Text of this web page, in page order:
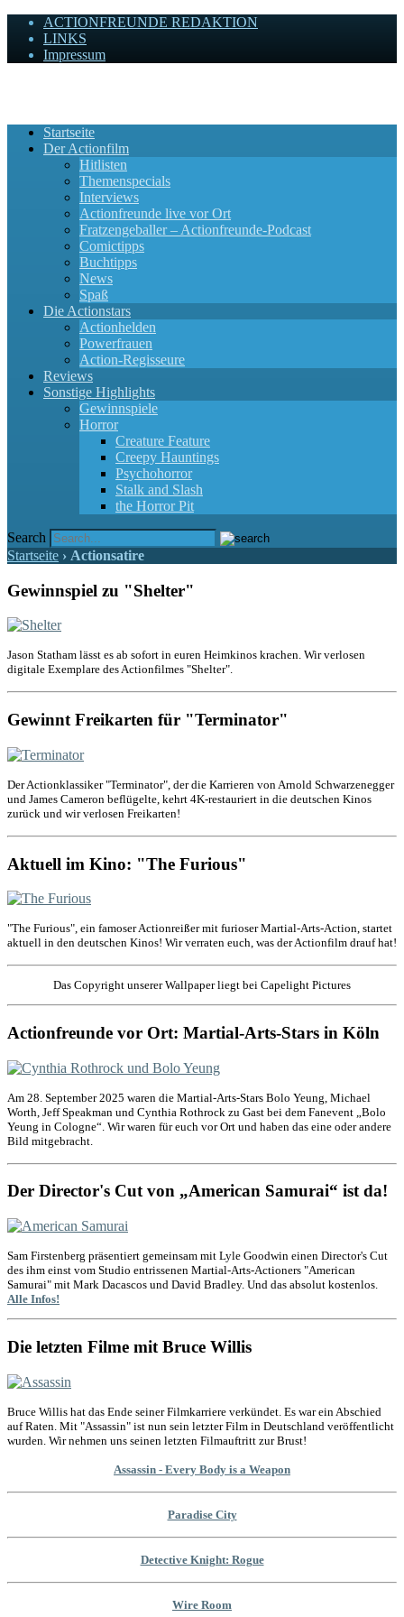
ACTIONFREUNDE REDAKTION
LINKS
Impressum
Startseite
Der Actionfilm
Hitlisten
Themenspecials
Interviews
Actionfreunde live vor Ort
Fratzengeballer – Actionfreunde-Podcast
Comictipps
Buchtipps
News
Spaß
Die Actionstars
Actionhelden
Powerfrauen
Action-Regisseure
Reviews
Sonstige Highlights
Gewinnspiele
Horror
Creature Feature
Creepy Hauntings
Psychohorror
Stalk and Slash
the Horror Pit
Search
Startseite › Actionsatire
Gewinnspiel zu "Shelter"
Jason Statham lässt es ab sofort in euren Heimkinos krachen. Wir verlosen
digitale Exemplare des Actionfilmes "Shelter".
Gewinnt Freikarten für "Terminator"
Der Actionklassiker "Terminator", der die Karrieren von Arnold Schwarzenegger
und James Cameron beflügelte, kehrt 4K-restauriert in die deutschen Kinos
zurück und wir verlosen Freikarten!
Aktuell im Kino: "The Furious"
"The Furious", ein famoser Actionreißer mit furioser Martial-Arts-Action, startet
aktuell in den deutschen Kinos! Wir verraten euch, was der Actionfilm drauf hat!
Das Copyright unserer Wallpaper liegt bei Capelight Pictures
Actionfreunde vor Ort: Martial-Arts-Stars in Köln
Am 28. September 2025 waren die Martial-Arts-Stars Bolo Yeung, Michael
Worth, Jeff Speakman und Cynthia Rothrock zu Gast bei dem Fanevent „Bolo
Yeung in Cologne“. Wir waren für euch vor Ort und haben das eine oder andere
Bild mitgebracht.
Der Director's Cut von „American Samurai“ ist da!
Sam Firstenberg präsentiert gemeinsam mit Lyle Goodwin einen Director's Cut
des ihm einst vom Studio entrissenen Martial-Arts-Actioners "American
Samurai" mit Mark Dacascos und David Bradley. Und das absolut kostenlos.
Alle Infos!
Die letzten Filme mit Bruce Willis
Bruce Willis hat das Ende seiner Filmkarriere verkündet. Es war ein Abschied
auf Raten. Mit "Assassin" ist nun sein letzter Film in Deutschland veröffentlicht
wurden. Wir nehmen uns seinen letzten Filmauftritt zur Brust!
Assassin - Every Body is a Weapon
Paradise City
Detective Knight: Rogue
Wire Room